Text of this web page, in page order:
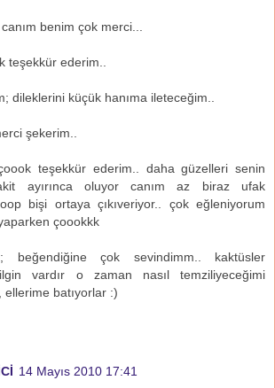
benim çok merci...
teşekkür ederim..
dileklerini küçük hanıma ileteceğim..
şekerim..
teşekkür ederim.. daha güzelleri senin
ayırınca oluyor canım az biraz ufak
bişi ortaya çıkıveriyor.. çok eğleniyorum
çoookkk
beğendiğine çok sevindimm.. kaktüsler
vardır o zaman nasıl temziliyeceğimi
ellerime batıyorlar :)
14 Mayıs 2010 17:41